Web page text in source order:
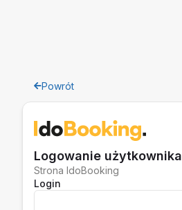
Powrót
Logowanie użytkownika
Strona IdoBooking
Login